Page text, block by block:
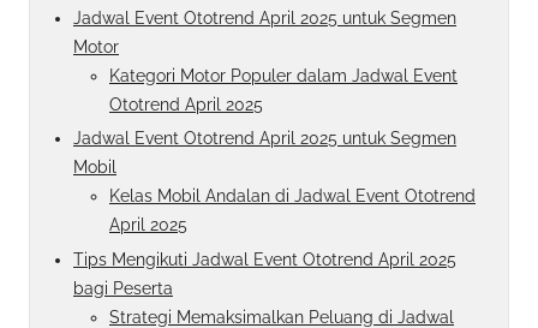
Jadwal Event Ototrend April 2025 untuk Segmen
Motor
Kategori Motor Populer dalam Jadwal Event
Ototrend April 2025
Jadwal Event Ototrend April 2025 untuk Segmen
Mobil
Kelas Mobil Andalan di Jadwal Event Ototrend
April 2025
Tips Mengikuti Jadwal Event Ototrend April 2025
bagi Peserta
Strategi Memaksimalkan Peluang di Jadwal